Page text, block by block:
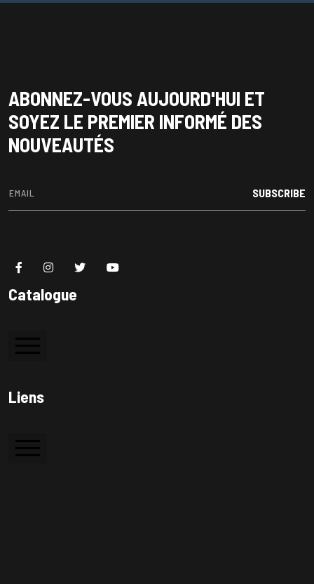
ABONNEZ-VOUS AUJOURD'HUI ET
SOYEZ LE PREMIER INFORMÉ DES
NOUVEAUTÉS
SUBSCRIBE
Catalogue
Liens